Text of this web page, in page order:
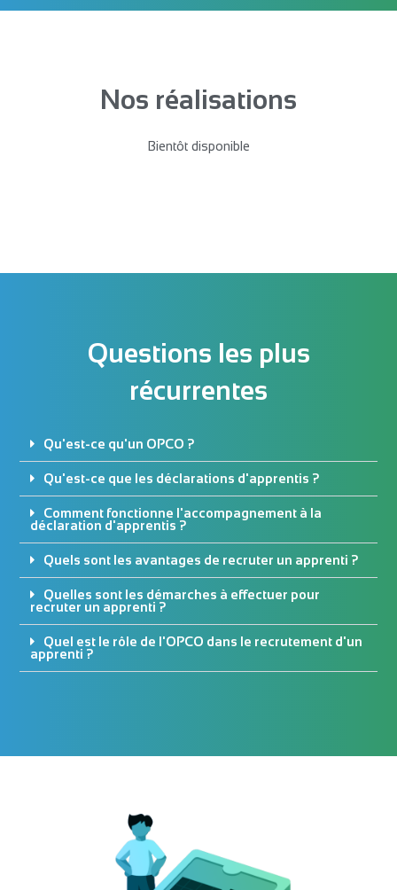
Nos réalisations
Bientôt disponible
Questions les plus
récurrentes
Qu'est-ce qu'un OPCO ?
Qu'est-ce que les déclarations d'apprentis ?
Comment fonctionne l'accompagnement à la
déclaration d'apprentis ?
Quels sont les avantages de recruter un apprenti ?
Quelles sont les démarches à effectuer pour
recruter un apprenti ?
Quel est le rôle de l'OPCO dans le recrutement d'un
apprenti ?